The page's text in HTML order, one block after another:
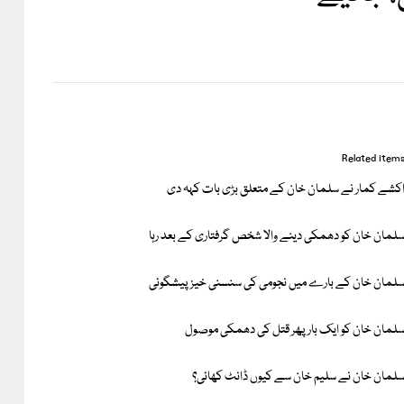
Related items
اکشے کمار نے سلمان خان کے متعلق بڑی بات کہہ دی
سلمان خان کو دھمکی دینے والا شخص گرفتاری کے بعد رہا
سلمان خان کے بارے میں نجومی کی سنسنی خیز پیشگوئی
سلمان خان کو ایک بار پھر قتل کی دھمکی موصول
سلمان خان نے سلیم خان سے کیوں ڈانٹ کھائی؟